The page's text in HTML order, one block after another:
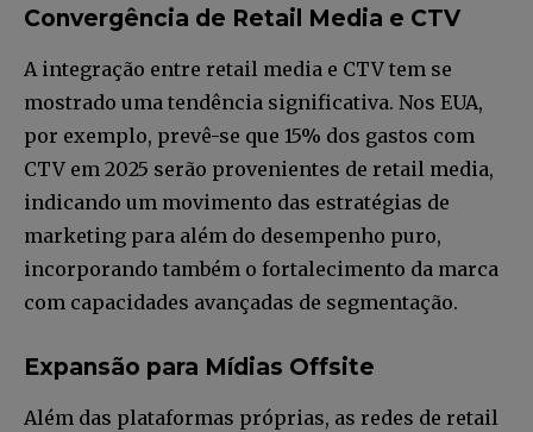
Convergência de Retail Media e CTV
A integração entre retail media e CTV tem se
mostrado uma tendência significativa. Nos EUA,
por exemplo, prevê-se que 15% dos gastos com
CTV em 2025 serão provenientes de retail media,
indicando um movimento das estratégias de
marketing para além do desempenho puro,
incorporando também o fortalecimento da marca
com capacidades avançadas de segmentação.
Expansão para Mídias Offsite
Além das plataformas próprias, as redes de retail